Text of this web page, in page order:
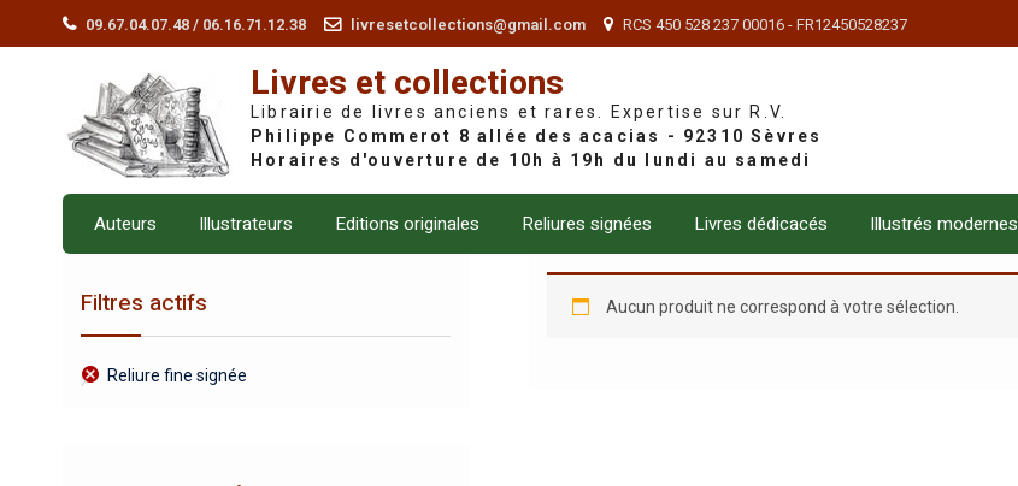
09.67.04.07.48 / 06.16.71.12.38 livresetcollections@gmail.com RCS 450 528 237 00016 - FR12450528237
Livres et collections
Librairie de livres anciens et rares. Expertise sur R.V.
Auteurs Illustrateurs Editions originales Reliures signées Livres dédicacés Illustrés modernes
Aucun produit ne correspond à votre sélection.
Filtres actifs
Reliure fine signée